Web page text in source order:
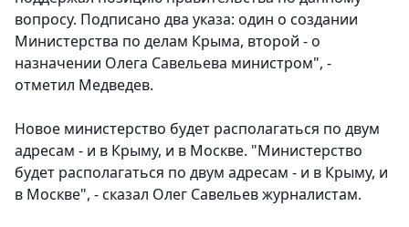
вопросу. Подписано два указа: один о создании
Министерства по делам Крыма, второй - о
назначении Олега Савельева министром", -
отметил Медведев.
Новое министерство будет располагаться по двум
адресам - и в Крыму, и в Москве. "Министерство
будет располагаться по двум адресам - и в Крыму, и
в Москве", - сказал Олег Савельев журналистам.